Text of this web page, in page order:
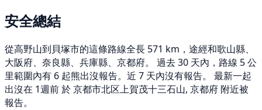
安全總結
從高野山到貝塚市的這條路線全長 571 km，途經和歌山縣、
大阪府、奈良縣、兵庫縣、京都府。 過去 30 天內，路線 5 公
里範圍內有 6 起熊出沒報告。近 7 天內沒有報告。 最新一起
出沒在 1週前 於 京都市北区上賀茂十三石山, 京都府 附近被
報告。